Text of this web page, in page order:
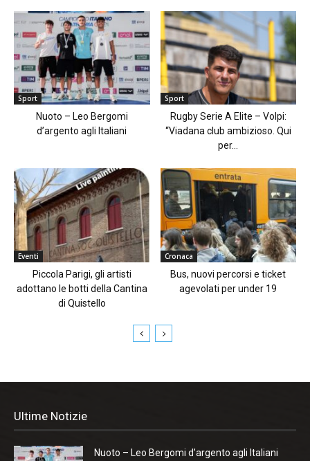
Sport
Nuoto – Leo Bergomi
d’argento agli Italiani
Sport
Rugby Serie A Elite – Volpi:
“Viadana club ambizioso. Qui
per...
Eventi
Piccola Parigi, gli artisti
adottano le botti della Cantina
di Quistello
Cronaca
Bus, nuovi percorsi e ticket
agevolati per under 19
Ultime Notizie
Nuoto – Leo Bergomi d’argento agli Italiani